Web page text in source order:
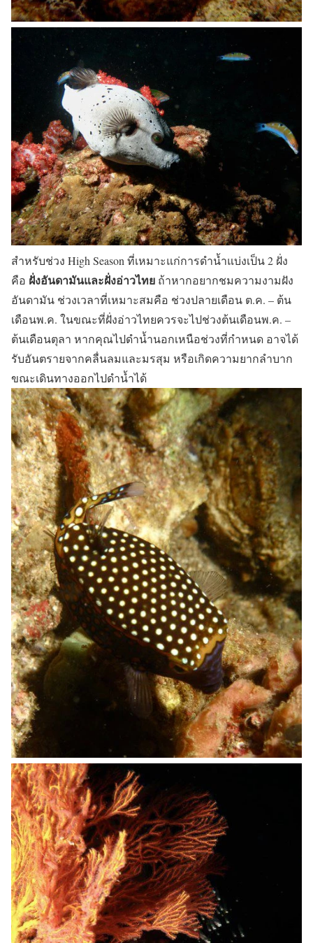
สำหรับช่วง High Season ที่เหมาะแก่การดำน้ำแบ่งเป็น 2 ฝั่ง
คือ ฝั่งอันดามันและฝั่งอ่าวไทย ถ้าหากอยากชมความงามฝัง
อันดามัน ช่วงเวลาที่เหมาะสมคือ ช่วงปลายเดือน ต.ค. – ต้น
เดือนพ.ค. ในขณะที่ฝั่งอ่าวไทยควรจะไปช่วงต้นเดือนพ.ค. –
ต้นเดือนตุลา หากคุณไปดำน้ำนอกเหนือช่วงที่กำหนด อาจได้
รับอันตรายจากคลื่นลมและมรสุม หรือเกิดความยากลำบาก
ขณะเดินทางออกไปดำน้ำได้